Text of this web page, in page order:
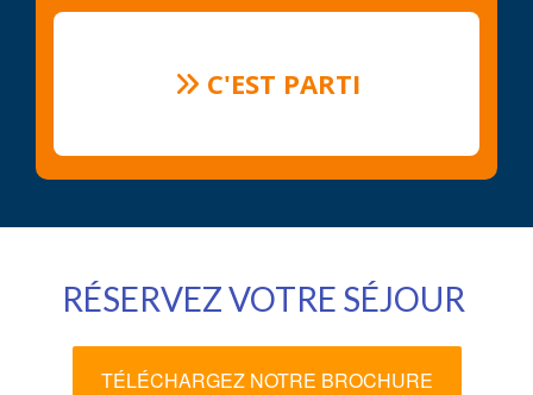
C'EST PARTI
RÉSERVEZ VOTRE SÉJOUR
TÉLÉCHARGEZ NOTRE BROCHURE